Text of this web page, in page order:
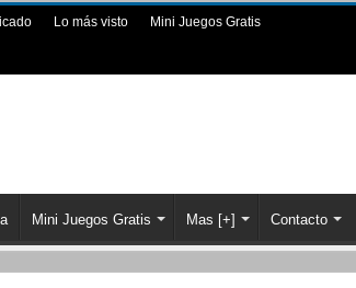
Lo más visto Mini Juegos Gratis
Mini Juegos Gratis Mas [+] Contacto